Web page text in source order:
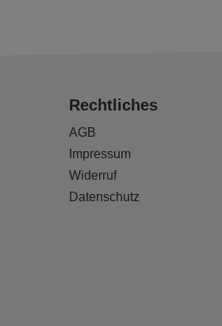
Rechtliches
AGB
Impressum
Widerruf
Datenschutz